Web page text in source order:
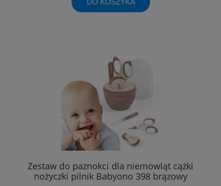
Zestaw do paznokci dla niemowląt cążki
nożyczki pilnik Babyono 398 brązowy